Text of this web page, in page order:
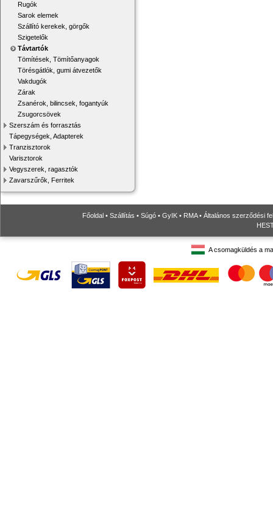
Rugók
Sarok elemek
Szállító kerekek, görgők
Szigetelők
Távtartók
Tömítések, Tömítőanyagok
Törésgátlók, gumi átvezetők
Vakdugók
Zárak
Zsanérok, bilincsek, fogantyúk
Zsugorcsövek
Szerszám és forrasztás
Tápegységek, Adapterek
Tranzisztorok
Varisztorok
Vegyszerek, ragasztók
Zavarszűrők, Ferritek
Főoldal • Szállítás • Súgó • GyIK • RMA• Általános szerződési
A csomagküldés a